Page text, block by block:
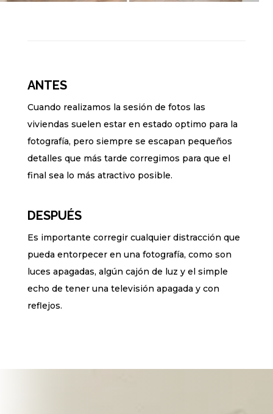
ANTES
Cuando realizamos la sesión de fotos las
viviendas suelen estar en estado optimo para la
fotografía, pero siempre se escapan pequeños
detalles que más tarde corregimos para que el
final sea lo más atractivo posible.
DESPUÉS
Es importante corregir cualquier distracción que
pueda entorpecer en una fotografía, como son
luces apagadas, algún cajón de luz y el simple
echo de tener una televisión apagada y con
reflejos.